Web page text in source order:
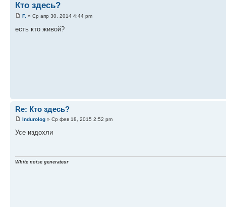
Кто здесь?
F. » Ср апр 30, 2014 4:44 pm
есть кто живой?
Re: Кто здесь?
Indurolog » Ср фев 18, 2015 2:52 pm
Усе издохли
White noise generateur